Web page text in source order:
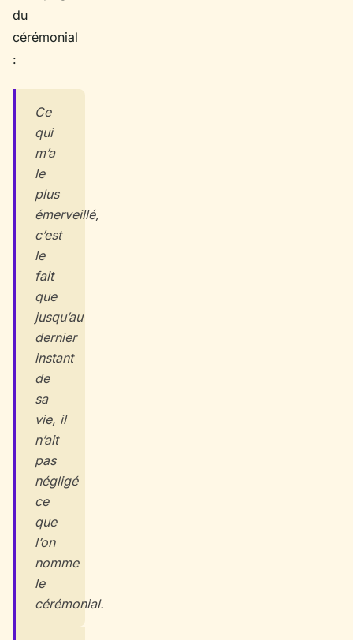
du
cérémonial
:
Ce
qui
m’a
le
plus
émerveillé,
c’est
le
fait
que
jusqu’au
dernier
instant
de
sa
vie, il
n’ait
pas
négligé
ce
que
l’on
nomme
le
cérémonial.